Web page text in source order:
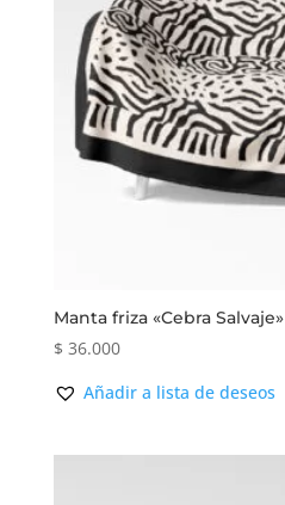
Manta friza «Cebra Salvaje»
$ 36.000
Añadir a lista de deseos